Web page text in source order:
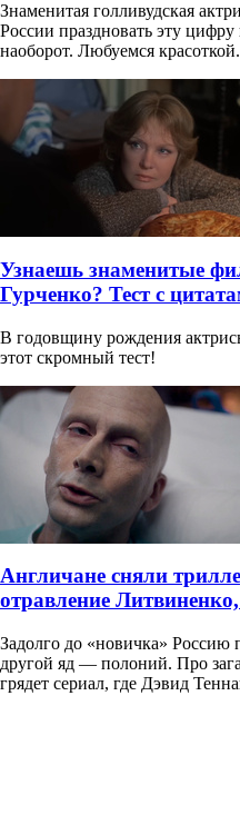
Знаменитая голливудская
России праздновать эту
наоборот. Любуемся красоткой.
Узнаешь знаменитые
Гурченко? Тест с
В годовщину рождения
этот скромный тест!
Англичане сняли
отравление
Задолго до «новичка» Россию
другой яд — полоний. Про
грядет сериал, где Дэвид